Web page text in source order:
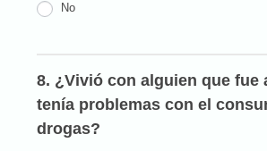
No
8. ¿Vivió con alguien que fue
tenía problemas con el
drogas?